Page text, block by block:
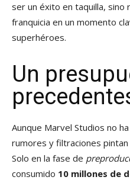
ser un éxito en taquilla, sino
franquicia en un momento
superhéroes.
Un
Aunque Marvel Studios no
rumores y filtraciones pintan
Solo en la fase de
consumido 10 millones de